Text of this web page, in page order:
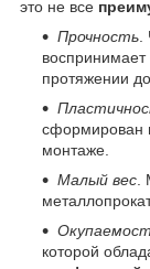
это не все
Прочность.
протяжении
сформирован
монтаже.
Малый вес.
которой